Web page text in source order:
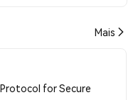
Mais
for Secure